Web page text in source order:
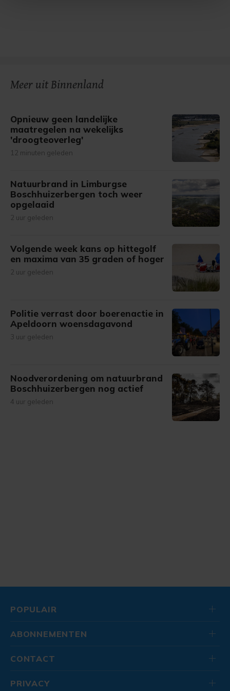
Meer uit Binnenland
Opnieuw geen landelijke
maatregelen na wekelijks
'droogteoverleg'
12 minuten geleden
Natuurbrand in Limburgse
Boschhuizerbergen toch weer
opgelaaid
2 uur geleden
Volgende week kans op hittegolf
en maxima van 35 graden of hoger
2 uur geleden
Politie verrast door boerenactie in
Apeldoorn woensdagavond
3 uur geleden
Noodverordening om natuurbrand
Boschhuizerbergen nog actief
4 uur geleden
POPULAIR
ABONNEMENTEN
CONTACT
PRIVACY